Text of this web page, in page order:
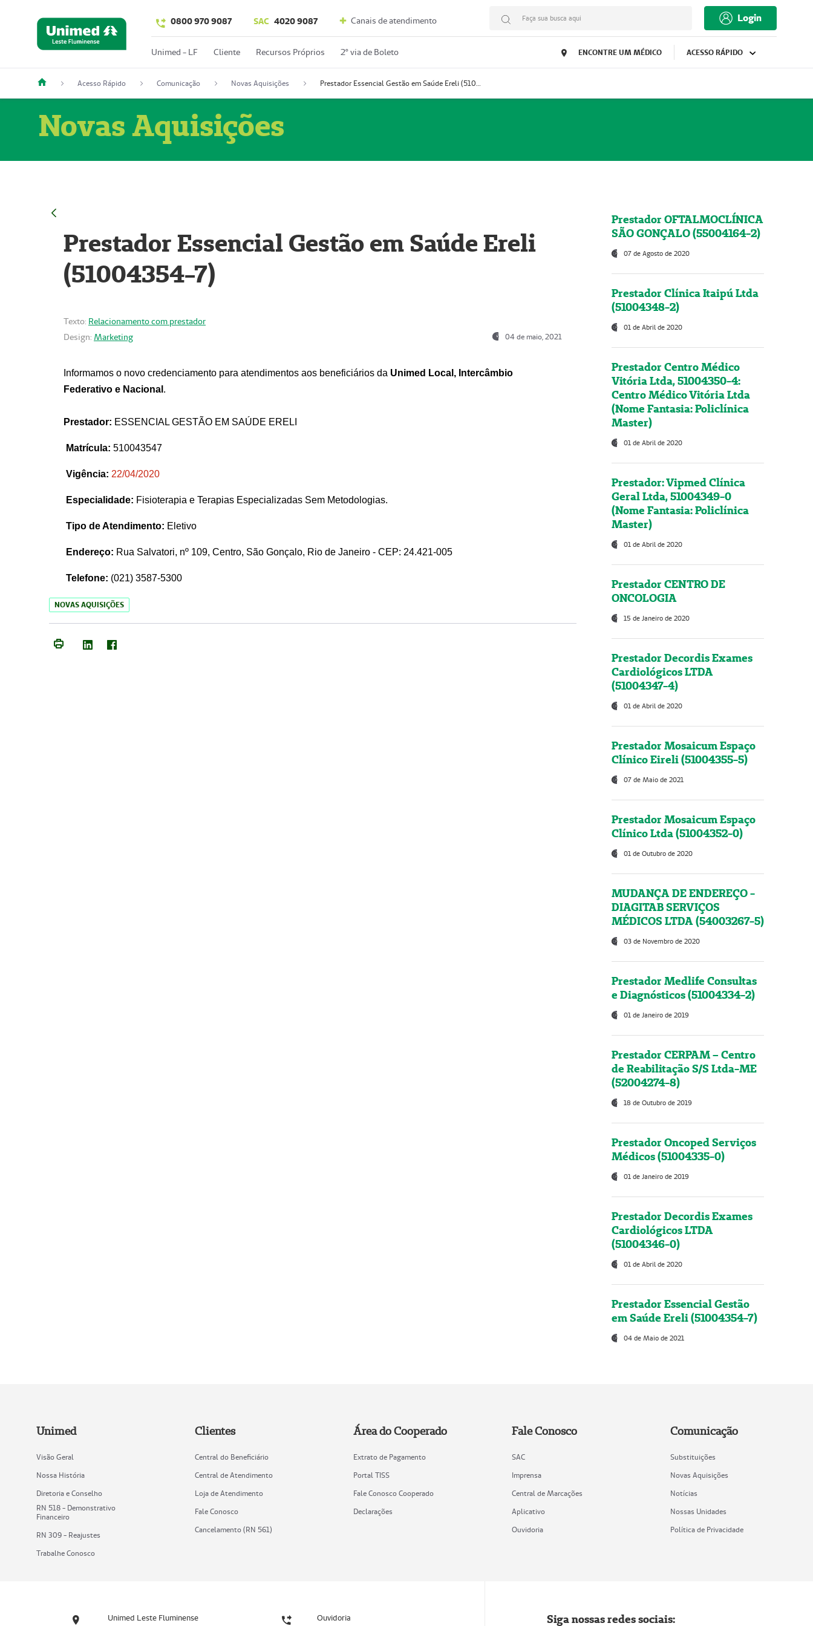
0800 970 9087 SAC 4020 9087 Canais de atendimento Faça sua busca aqui Login
Unimed - LF Cliente Recursos Próprios 2º via de Boleto ENCONTRE UM MÉDICO ACESSO RÁPIDO
Acesso Rápido Comunicação Novas Aquisições Prestador Essencial Gestão em Saúde Ereli (51004354-7)
Novas Aquisições
Prestador Essencial Gestão em Saúde Ereli
(51004354-7)
Texto: Relacionamento com prestador
Design: Marketing 04 de maio, 2021
Informamos o novo credenciamento para atendimentos aos beneficiários da Unimed Local, Intercâmbio
Federativo e Nacional .
Prestador: ESSENCIAL GESTÃO EM SAÚDE ERELI
Matrícula: 510043547
Vigência: 22/04/2020
Especialidade: Fisioterapia e Terapias Especializadas Sem Metodologias.
Tipo de Atendimento: Eletivo
Endereço: Rua Salvatori, nº 109, Centro, São Gonçalo, Rio de Janeiro - CEP: 24.421-005
Telefone: (021) 3587-5300
NOVAS AQUISIÇÕES
Prestador OFTALMOCLÍNICA
SÃO GONÇALO (55004164-2)
07 de Agosto de 2020
Prestador Clínica Itaipú Ltda
(51004348-2)
01 de Abril de 2020
Prestador Centro Médico
Vitória Ltda, 51004350-4:
Centro Médico Vitória Ltda
(Nome Fantasia: Policlínica
Master)
01 de Abril de 2020
Prestador: Vipmed Clínica
Geral Ltda, 51004349-0
(Nome Fantasia: Policlínica
Master)
01 de Abril de 2020
Prestador CENTRO DE
ONCOLOGIA
15 de Janeiro de 2020
Prestador Decordis Exames
Cardiológicos LTDA
(51004347-4)
01 de Abril de 2020
Prestador Mosaicum Espaço
Clínico Eireli (51004355-5)
07 de Maio de 2021
Prestador Mosaicum Espaço
Clínico Ltda (51004352-0)
01 de Outubro de 2020
MUDANÇA DE ENDEREÇO -
DIAGITAB SERVIÇOS
MÉDICOS LTDA (54003267-5)
03 de Novembro de 2020
Prestador Medlife Consultas
e Diagnósticos (51004334-2)
01 de Janeiro de 2019
Prestador CERPAM – Centro
de Reabilitação S/S Ltda-ME
(52004274-8)
18 de Outubro de 2019
Prestador Oncoped Serviços
Médicos (51004335-0)
01 de Janeiro de 2019
Prestador Decordis Exames
Cardiológicos LTDA
(51004346-0)
01 de Abril de 2020
Prestador Essencial Gestão
em Saúde Ereli (51004354-7)
04 de Maio de 2021
Unimed
Visão Geral
Nossa História
Diretoria e Conselho
RN 518 - Demonstrativo
Financeiro
RN 309 - Reajustes
Trabalhe Conosco
Clientes
Central do Beneficiário
Central de Atendimento
Loja de Atendimento
Fale Conosco
Cancelamento (RN 561)
Área do Cooperado
Extrato de Pagamento
Portal TISS
Fale Conosco Cooperado
Declarações
Fale Conosco
SAC
Imprensa
Central de Marcações
Aplicativo
Ouvidoria
Comunicação
Substituições
Novas Aquisições
Notícias
Nossas Unidades
Política de Privacidade
Unimed Leste Fluminense Ouvidoria Siga nossas redes sociais: